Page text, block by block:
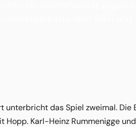
unterbricht das Spiel zweimal.
Hopp. Karl-Heinz Rummenigge